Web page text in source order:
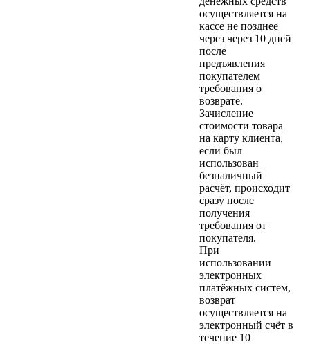
осуществляется на
кассе не позднее
через через 10 дней
после
предъявления
покупателем
требования о
возврате.
Зачисление
стоимости товара
на карту клиента,
если был
использован
безналичный
расчёт, происходит
сразу после
получения
требования от
покупателя.
При
использовании
электронных
платёжных систем,
возврат
осуществляется на
электронный счёт в
течение 10